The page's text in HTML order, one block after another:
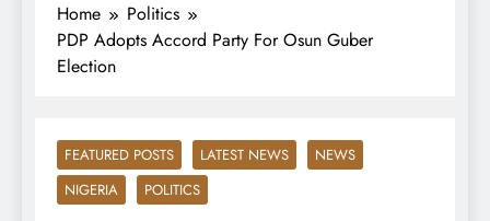
Home
Politics
PDP Adopts Accord Party For Osun Guber
Election
FEATURED POSTS LATEST NEWS
NEWS
NIGERIA
POLITICS